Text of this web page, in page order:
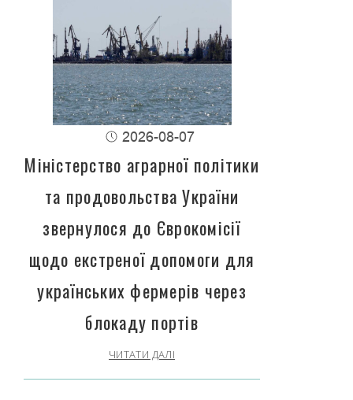
2026-08-07
Міністерство аграрної політики
та продовольства України
звернулося до Єврокомісії
щодо екстреної допомоги для
українських фермерів через
блокаду портів
ЧИТАТИ ДАЛІ